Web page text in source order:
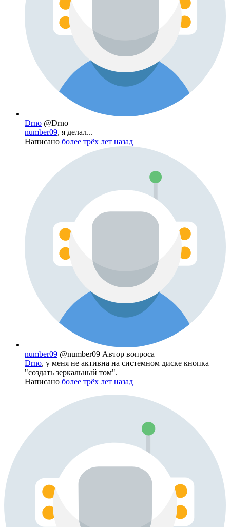
Drno @Drno
number09, я делал...
Написано более трёх лет назад
number09 @number09 Автор вопроса
Drno, у меня не активна на системном диске кнопка
"создать зеркальный том".
Написано более трёх лет назад